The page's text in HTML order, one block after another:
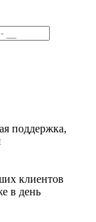
поддержка,
клиентов
в день